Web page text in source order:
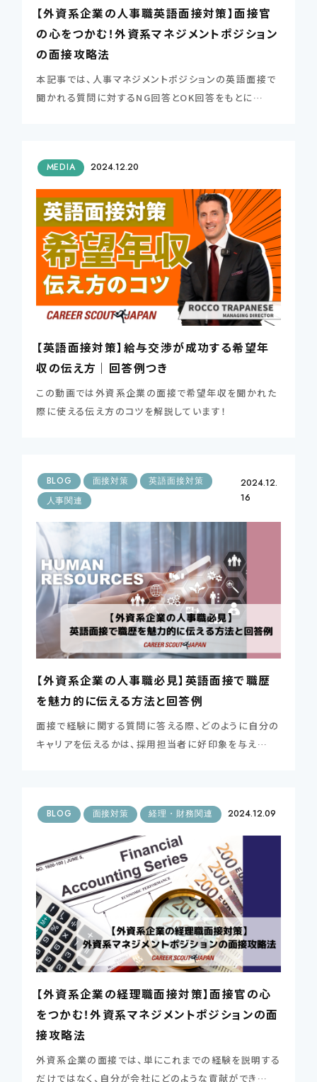
【外資系企業の人事職英語面接対策】面接官
の心をつかむ！外資系マネジメントポジション
の面接攻略法
本記事では、人事マネジメントポジションの英語面接で
聞かれる質問に対するNG回答とOK回答をもとに…
MEDIA 2024.12.20
【英語面接対策】給与交渉が成功する希望年
収の伝え方｜回答例つき
この動画では外資系企業の面接で希望年収を聞かれた
際に使える伝え方のコツを解説しています！
BLOG 面接対策
英語面接対策
人事関連
2024.12.
16
【外資系企業の人事職必見】英語面接で職歴
を魅力的に伝える方法と回答例
面接で経験に関する質問に答える際、どのように自分の
キャリアを伝えるかは、採用担当者に好印象を与え…
BLOG 面接対策 経理・財務関連 2024.12.09
【外資系企業の経理職面接対策】面接官の心
をつかむ！外資系マネジメントポジションの面
接攻略法
外資系企業の面接では、単にこれまでの経験を説明する
だけではなく、自分が会社にどのような貢献ができ…